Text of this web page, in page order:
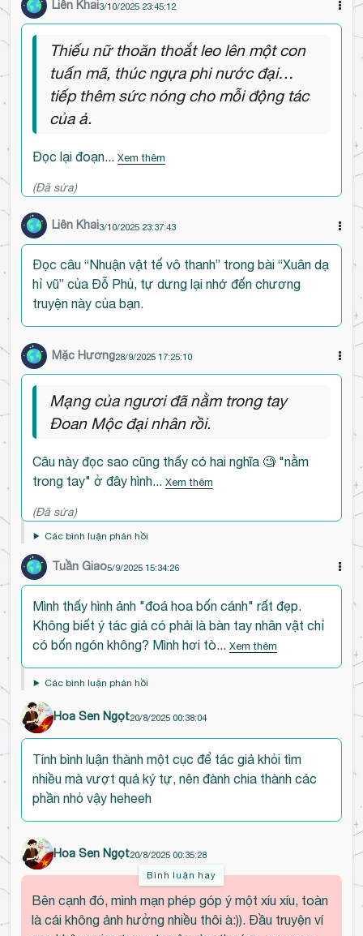
ì
n
Liên Khai3/10/2025 23:45:12
Thiếu nữ thoăn thoắt leo lên một con
tuấn mã, thúc ngựa phi nước đại…
tiếp thêm sức nóng cho mỗi động tác
của ả.
Đọc lại đoạn... Xem thêm
(Đã sửa)
Liên Khai3/10/2025 23:37:43
Đọc câu “Nhuận vật tế vô thanh” trong bài “Xuân dạ
hỉ vũ” của Đỗ Phủ, tự dưng lại nhớ đến chương
truyện này của bạn.
n
h
l
Mặc Hương28/9/2025 17:25:10
Mạng của ngươi đã nằm trong tay
Đoan Mộc đại nhân rồi.
Câu này đọc sao cũng thấy có hai nghĩa 🧐 "nằm
trong tay" ở đây hình... Xem thêm
(Đã sửa)
Các bình luận phản hồi
đ
b
ì
u
n
Tuần Giao5/9/2025 15:34:26
Mình thấy hình ảnh "đoá hoa bốn cánh" rất đẹp.
Không biết ý tác giả có phải là bàn tay nhân vật chỉ
có bốn ngón không? Mình hơi tò... Xem thêm
Các bình luận phản hồi
Hoa Sen Ngọt20/8/2025 00:38:04
Tính bình luận thành một cục để tác giả khỏi tìm
nhiều mà vượt quả ký tự, nên đành chia thành các
phần nhỏ vậy heheeh
Hoa Sen Ngọt20/8/2025 00:35:28
Bình luận hay
Bên cạnh đó, mình mạn phép góp ý một xíu xíu, toàn
là cái không ảnh hưởng nhiều thôi à:)). Đầu truyện ví